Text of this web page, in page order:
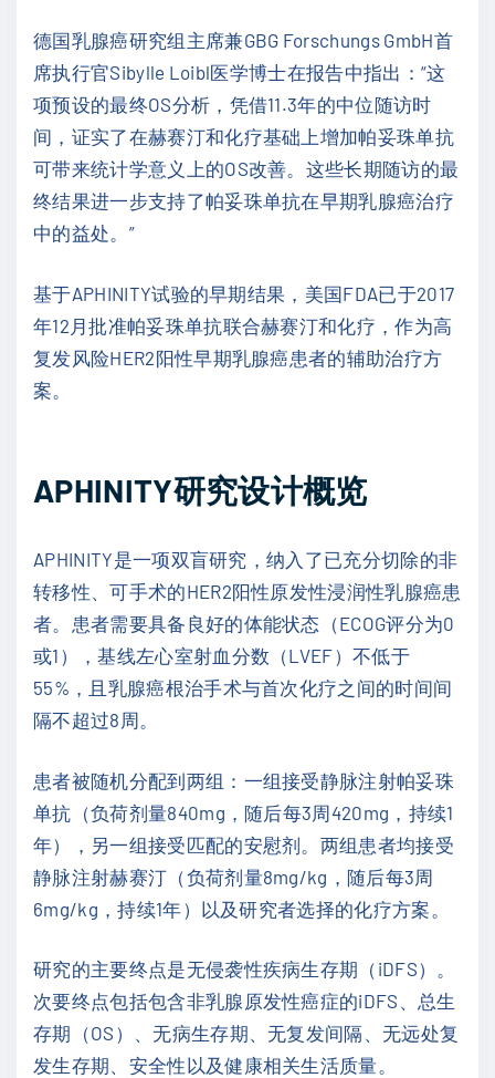
德国乳腺癌研究组主席兼GBG Forschungs GmbH首
席执行官Sibylle Loibl医学博士在报告中指出：“这
项预设的最终OS分析，凭借11.3年的中位随访时
间，证实了在赫赛汀和化疗基础上增加帕妥珠单抗
可带来统计学意义上的OS改善。这些长期随访的最
终结果进一步支持了帕妥珠单抗在早期乳腺癌治疗
中的益处。”
基于APHINITY试验的早期结果，美国FDA已于2017
年12月批准帕妥珠单抗联合赫赛汀和化疗，作为高
复发风险HER2阳性早期乳腺癌患者的辅助治疗方
案。
APHINITY研究设计概览
APHINITY是一项双盲研究，纳入了已充分切除的非
转移性、可手术的HER2阳性原发性浸润性乳腺癌患
者。患者需要具备良好的体能状态（ECOG评分为0
或1），基线左心室射血分数（LVEF）不低于
55%，且乳腺癌根治手术与首次化疗之间的时间间
隔不超过8周。
患者被随机分配到两组：一组接受静脉注射帕妥珠
单抗（负荷剂量840mg，随后每3周420mg，持续1
年），另一组接受匹配的安慰剂。两组患者均接受
静脉注射赫赛汀（负荷剂量8mg/kg，随后每3周
6mg/kg，持续1年）以及研究者选择的化疗方案。
研究的主要终点是无侵袭性疾病生存期（iDFS）。
次要终点包括包含非乳腺原发性癌症的iDFS、总生
存期（OS）、无病生存期、无复发间隔、无远处复
发生存期、安全性以及健康相关生活质量。